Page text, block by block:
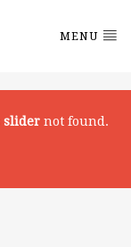
MENU
slider not found.